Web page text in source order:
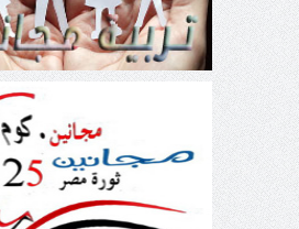
ثورة مصر 25 يناير 2011